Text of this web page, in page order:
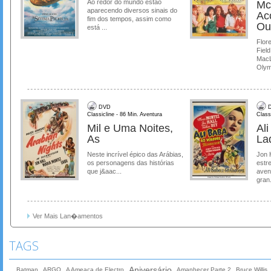
Ao redor do mundo estão
aparecendo diversos sinais do
fim dos tempos, assim como
está ...
DVD
Classicline - 86 Min. Aventura
Mil e Uma Noites,
As
Neste incrível épico das Arábias,
os personagens das histórias
que j&aac...
Ali
Jon
Ver Mais Lan�amentos
TAGS
Batman ARGO A Ameaça de Electro Amanhecer Parte 2
Bruce Willis